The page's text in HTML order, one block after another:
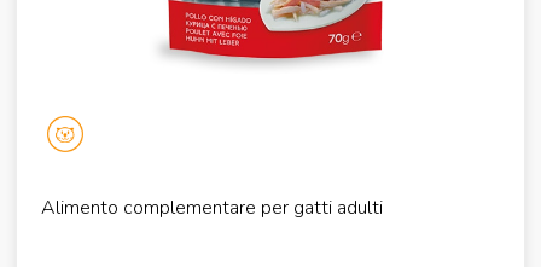
Alimento complementare per gatti adulti